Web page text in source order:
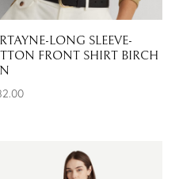
LONG SLEEVE-
FRONT SHIRT BIRCH